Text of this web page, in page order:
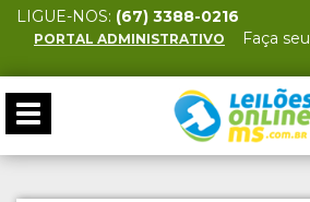
LIGUE-NOS: (67) 3388-0216
PORTAL ADMINISTRATIVO Faça seu
Toggle
navigation